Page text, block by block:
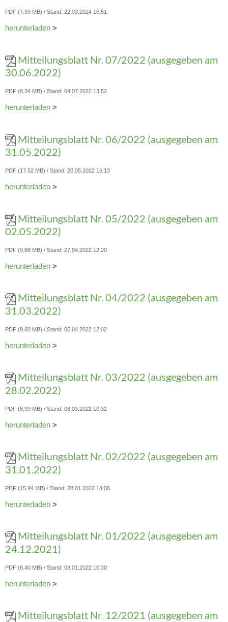
PDF (7.99 MB) Stand: 22.03.2024 16:51
herunterladen >
Mitteilungsblatt Nr. 07/2022 (ausgegeben am
30.06.2022)
PDF (8.34 MB) Stand: 04.07.2022 13:52
herunterladen >
Mitteilungsblatt Nr. 06/2022 (ausgegeben am
31.05.2022)
PDF (17.52 MB) Stand: 20.05.2022 16:13
herunterladen >
Mitteilungsblatt Nr. 05/2022 (ausgegeben am
02.05.2022)
PDF (9.88 MB) Stand: 27.04.2022 12:20
herunterladen >
Mitteilungsblatt Nr. 04/2022 (ausgegeben am
31.03.2022)
PDF (9.60 MB) Stand: 05.04.2022 12:02
herunterladen >
Mitteilungsblatt Nr. 03/2022 (ausgegeben am
28.02.2022)
PDF (8.99 MB) Stand: 08.03.2022 10:32
herunterladen >
Mitteilungsblatt Nr. 02/2022 (ausgegeben am
31.01.2022)
PDF (15.94 MB) Stand: 28.01.2022 14:08
herunterladen >
Mitteilungsblatt Nr. 01/2022 (ausgegeben am
24.12.2021)
PDF (8.40 MB) Stand: 03.01.2022 10:30
herunterladen >
Mitteilungsblatt Nr. 12/2021 (ausgegeben am